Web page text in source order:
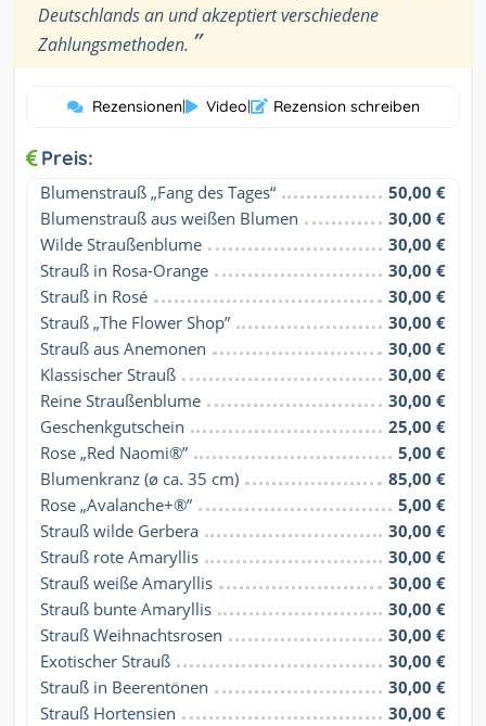
Deutschlands an und akzeptiert verschiedene
Zahlungsmethoden. ”
Rezensionen| Video| Rezension schreiben
Preis:
Blumenstrauß „Fang des Tages“
50,00 €
Blumenstrauß aus weißen Blumen
30,00 €
Wilde Straußenblume
30,00 €
Strauß in Rosa-Orange
30,00 €
Strauß in Rosé
30,00 €
Strauß „The Flower Shop”
30,00 €
Strauß aus Anemonen
30,00 €
Klassischer Strauß
30,00 €
Reine Straußenblume
30,00 €
Geschenkgutschein
25,00 €
Rose „Red Naomi®”
5,00 €
Blumenkranz (ø ca. 35 cm)
85,00 €
Rose „Avalanche+®”
5,00 €
Strauß wilde Gerbera
30,00 €
Strauß rote Amaryllis
30,00 €
Strauß weiße Amaryllis
30,00 €
Strauß bunte Amaryllis
30,00 €
Strauß Weihnachtsrosen
30,00 €
Exotischer Strauß
30,00 €
Strauß in Beerentönen
30,00 €
Strauß Hortensien
30,00 €